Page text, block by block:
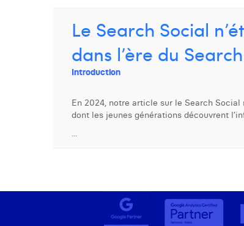
Le Search Social
dans l’ère du
Introduction
En 2024, notre article sur le Search
dont les jeunes générations découvrent
...